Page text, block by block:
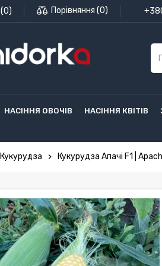
(0) Порівняння (0)
НАСІННЯ ОВОЧІВ НАСІННЯ КВІТІВ
Кукурудза chevron_right Кукурудза Апачі F1 |